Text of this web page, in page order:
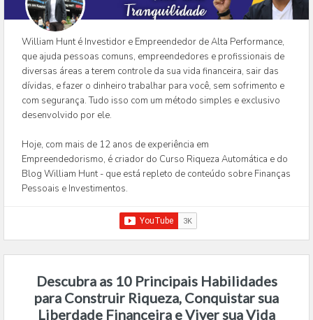
William Hunt é Investidor e Empreendedor de Alta Performance,
que ajuda pessoas comuns, empreendedores e profissionais de
diversas áreas a terem controle da sua vida financeira, sair das
dívidas, e fazer o dinheiro trabalhar para você, sem sofrimento e
com segurança. Tudo isso com um método simples e exclusivo
desenvolvido por ele.
Hoje, com mais de 12 anos de experiência em
Empreendedorismo, é criador do Curso Riqueza Automática e do
Blog William Hunt - que está repleto de conteúdo sobre Finanças
Pessoais e Investimentos.
Descubra as 10 Principais Habilidades
para Construir Riqueza, Conquistar sua
Liberdade Financeira e Viver sua Vida